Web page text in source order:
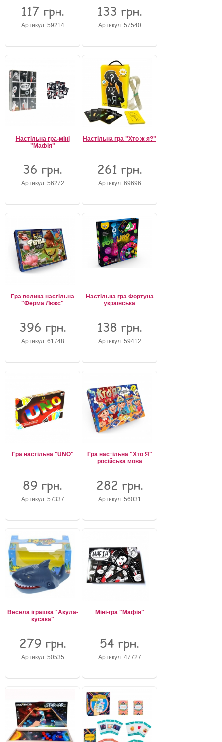
117 грн.
Артикул: 59214
133 грн.
Артикул: 57540
Настільна гра-міні
"Мафія"
36 грн.
Артикул: 56272
Настільна гра "Хто ж я?"
261 грн.
Артикул: 69696
Гра велика настільна
"Ферма Люкс"
396 грн.
Артикул: 61748
Настільна гра Фортуна
українська
138 грн.
Артикул: 59412
Гра настільна "UNO"
89 грн.
Артикул: 57337
Гра настільна "Хто Я"
російська мова
282 грн.
Артикул: 56031
Весела іграшка "Акула-
кусака"
279 грн.
Артикул: 50535
Міні-гра "Мафія"
54 грн.
Артикул: 47727